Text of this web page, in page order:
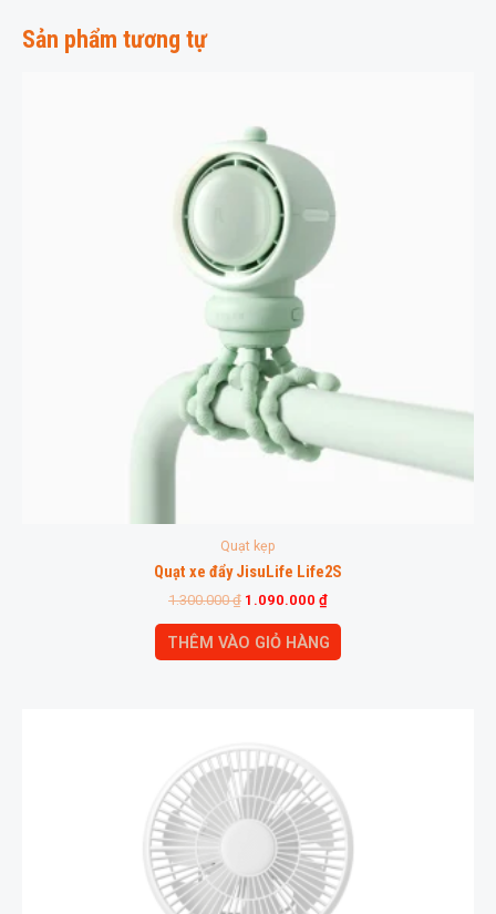
Sản phẩm tương tự
Quạt kẹp
Quạt xe đẩy JisuLife Life2S
1.300.000₫ 1.090.000 ₫
THÊM VÀO GIỎ HÀNG